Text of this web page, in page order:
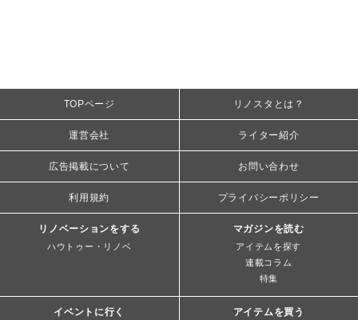
TOPページ リノスタとは？
運営会社 ライター紹介
広告掲載について お問い合わせ
利用規約 プライバシーポリシー
リノベーションをする
ハウトゥー・リノベ
マガジンを読む
アイテムを探す
連載コラム
特集
イベントに行く アイテムを買う